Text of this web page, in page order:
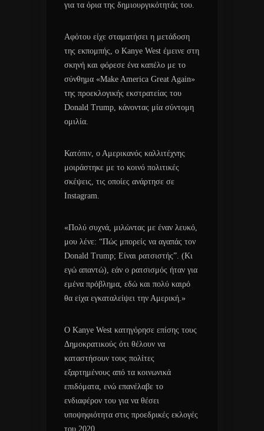
για τα όρια της δημιουργικότητάς του.
Αφότου είχε σταματήσει η μετάδοση
της εκπομπής, ο Kanye West έμεινε στη
σκηνή και φόρεσε ένα καπέλο με το
σύνθημα «Make America Great Again»
της προεκλογικής εκστρατείας του
Donald Trump, κάνοντας μία σύντομη
ομιλία.
Κατόπιν, ο Αμερικανός καλλιτέχνης
μοιράστηκε με το κοινό πολιτικές
σκέψεις, τις οποίες ανάρτησε σε
Instagram.
«Πολύ συχνά, μιλώντας με έναν λευκό,
μου λένε: “Πώς μπορείς να αγαπάς τον
Donald Trump; Είναι ρατσιστής”. (Κι
εγώ απαντώ), εάν ο ρατσισμός ήταν για
εμένα πρόβλημα, εδώ και πολύ καιρό
θα είχα εγκαταλείψει την Αμερική.»
Ο Kanye West κατηγόρησε επίσης τους
Δημοκρατικούς ότι θέλουν να
καταστήσουν τους πολίτες
εξαρτημένους από τα κοινωνικά
επιδόματα, ενώ επανέλαβε το
ενδιαφέρον του για να θέσει
υποψηφιότητα στις προεδρικές εκλογές
του 2020.